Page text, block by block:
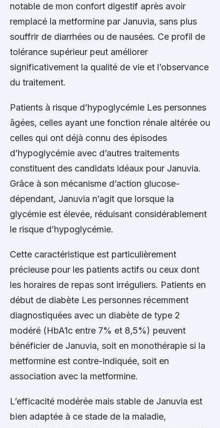
notable de mon confort digestif après avoir
remplacé la metformine par Januvia, sans plus
souffrir de diarrhées ou de nausées. Ce profil de
tolérance supérieur peut améliorer
significativement la qualité de vie et l’observance
du traitement.
Patients à risque d’hypoglycémie Les personnes
âgées, celles ayant une fonction rénale altérée ou
celles qui ont déjà connu des épisodes
d’hypoglycémie avec d’autres traitements
constituent des candidats idéaux pour Januvia.
Grâce à son mécanisme d’action glucose-
dépendant, Januvia n’agit que lorsque la
glycémie est élevée, réduisant considérablement
le risque d’hypoglycémie.
Cette caractéristique est particulièrement
précieuse pour les patients actifs ou ceux dont
les horaires de repas sont irréguliers. Patients en
début de diabète Les personnes récemment
diagnostiquées avec un diabète de type 2
modéré (HbA1c entre 7% et 8,5%) peuvent
bénéficier de Januvia, soit en monothérapie si la
metformine est contre-indiquée, soit en
association avec la metformine.
L’efficacité modérée mais stable de Januvia est
bien adaptée à ce stade de la maladie,